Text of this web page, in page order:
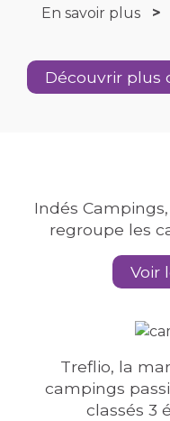
En savoir plus
Découvrir plus
Indés
regroupe les
Voir
Treflio, la
campings
classés 3